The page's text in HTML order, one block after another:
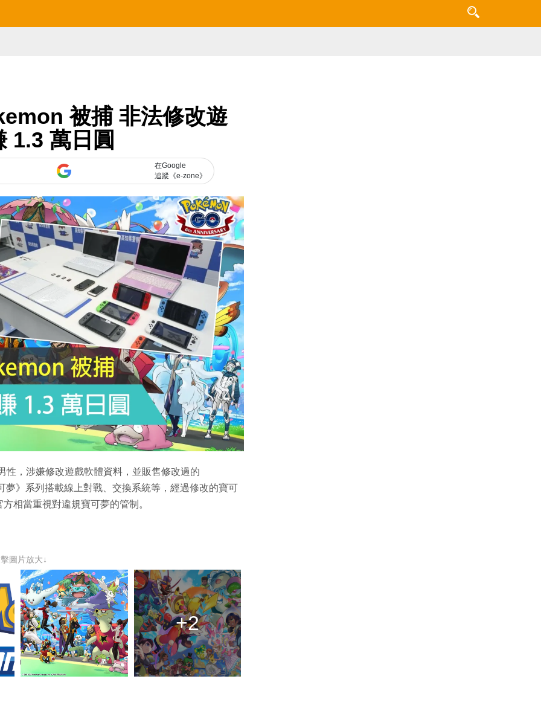
被捕 非法修改遊
1.3 萬日圓
在Google
追蹤《e-zone》
性，涉嫌修改遊戲軟體資料，並販售修改過的
》系列搭載線上對戰、交換系統等，經過修改的寶可
相當重視對違規寶可夢的管制。
圖片放大↓
+2